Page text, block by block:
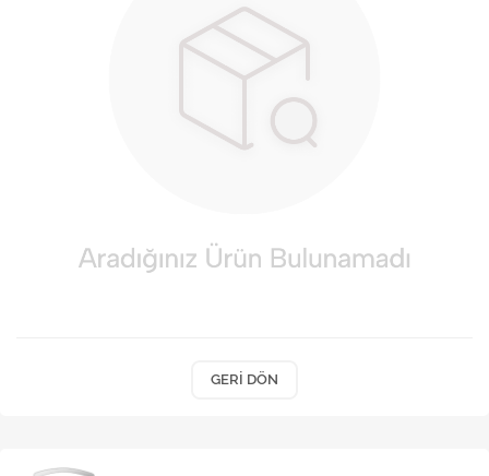
SOLUNUM CİHAZLARI
TANSİYON ALETLERİ
TEKERLEKLİ SANDALYE
VARİS ÇORAPLARI
GERI DÖN